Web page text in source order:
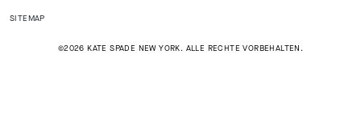
SITEMAP
©2026 KATE SPADE NEW YORK. ALLE RECHTE VORBEHALTEN.